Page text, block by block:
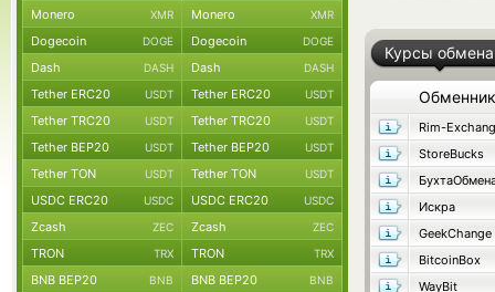
Курсы обмена
Обменник
Rim-
StoreBucks
Искра
GeekChange
BitcoinBox
WayBit
Monero XMR Monero XMR
Dogecoin DOGE Dogecoin DOGE
Dash DASH Dash DASH
Tether ERC20 USDT Tether ERC20 USDT
Tether TRC20 USDT Tether TRC20 USDT
Tether BEP20 USDT Tether BEP20 USDT
Tether TON USDT Tether TON USDT
USDC ERC20 USDC USDC ERC20 USDC
Zcash ZEC Zcash ZEC
TRON TRX TRON TRX
BNB BEP20 BNB BNB BEP20 BNB